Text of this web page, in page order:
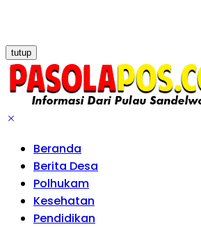
tutup
Beranda
Berita Desa
Polhukam
Kesehatan
Pendidikan